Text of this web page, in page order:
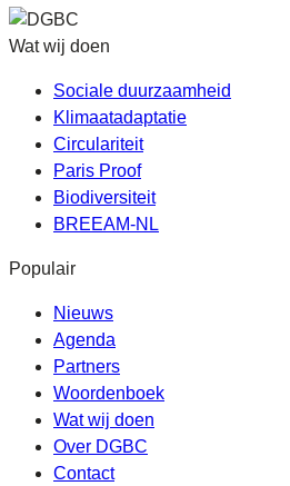
Wat wij doen
Sociale duurzaamheid
Klimaatadaptatie
Circulariteit
Paris Proof
Biodiversiteit
BREEAM-NL
Populair
Nieuws
Agenda
Partners
Woordenboek
Wat wij doen
Over DGBC
Contact